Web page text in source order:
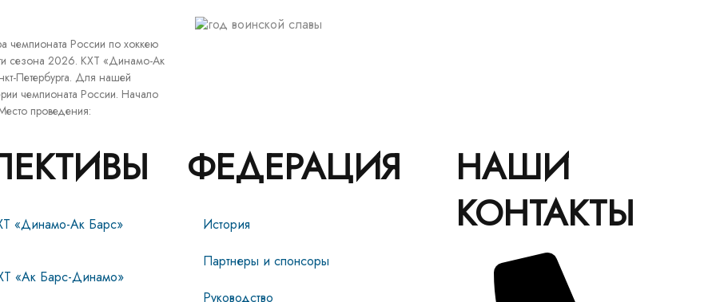
чемпионата России по хоккею
сезона 2026. КХТ «Динамо-Ак
Петербурга. Для нашей
чемпионата России. Начало
проведения:
«Динамо-Ак Барс»
«Ак Барс-Динамо»
ФЕДЕРАЦИЯ
История
Партнеры и спонсоры
Руководство
НАШИ
КОНТАКТЫ